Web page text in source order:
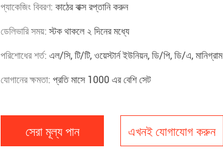
প্যাকেজিং বিবরণ: কাঠের বাক্স রপ্তানি করুন
ডেলিভারি সময়:স্টক থাকলে ২ দিনের মধ্যে
পরিশোধের শর্ত: এল/সি, টি/টি, ওয়েস্টার্ন ইউনিয়ন, ডি/পি, ডি/এ, মানিগ্রাম
যোগানের ক্ষমতা: প্রতি মাসে 1000 এর বেশি সেট
সেরা মূল্য পান এখনই যোগাযোগ করুন